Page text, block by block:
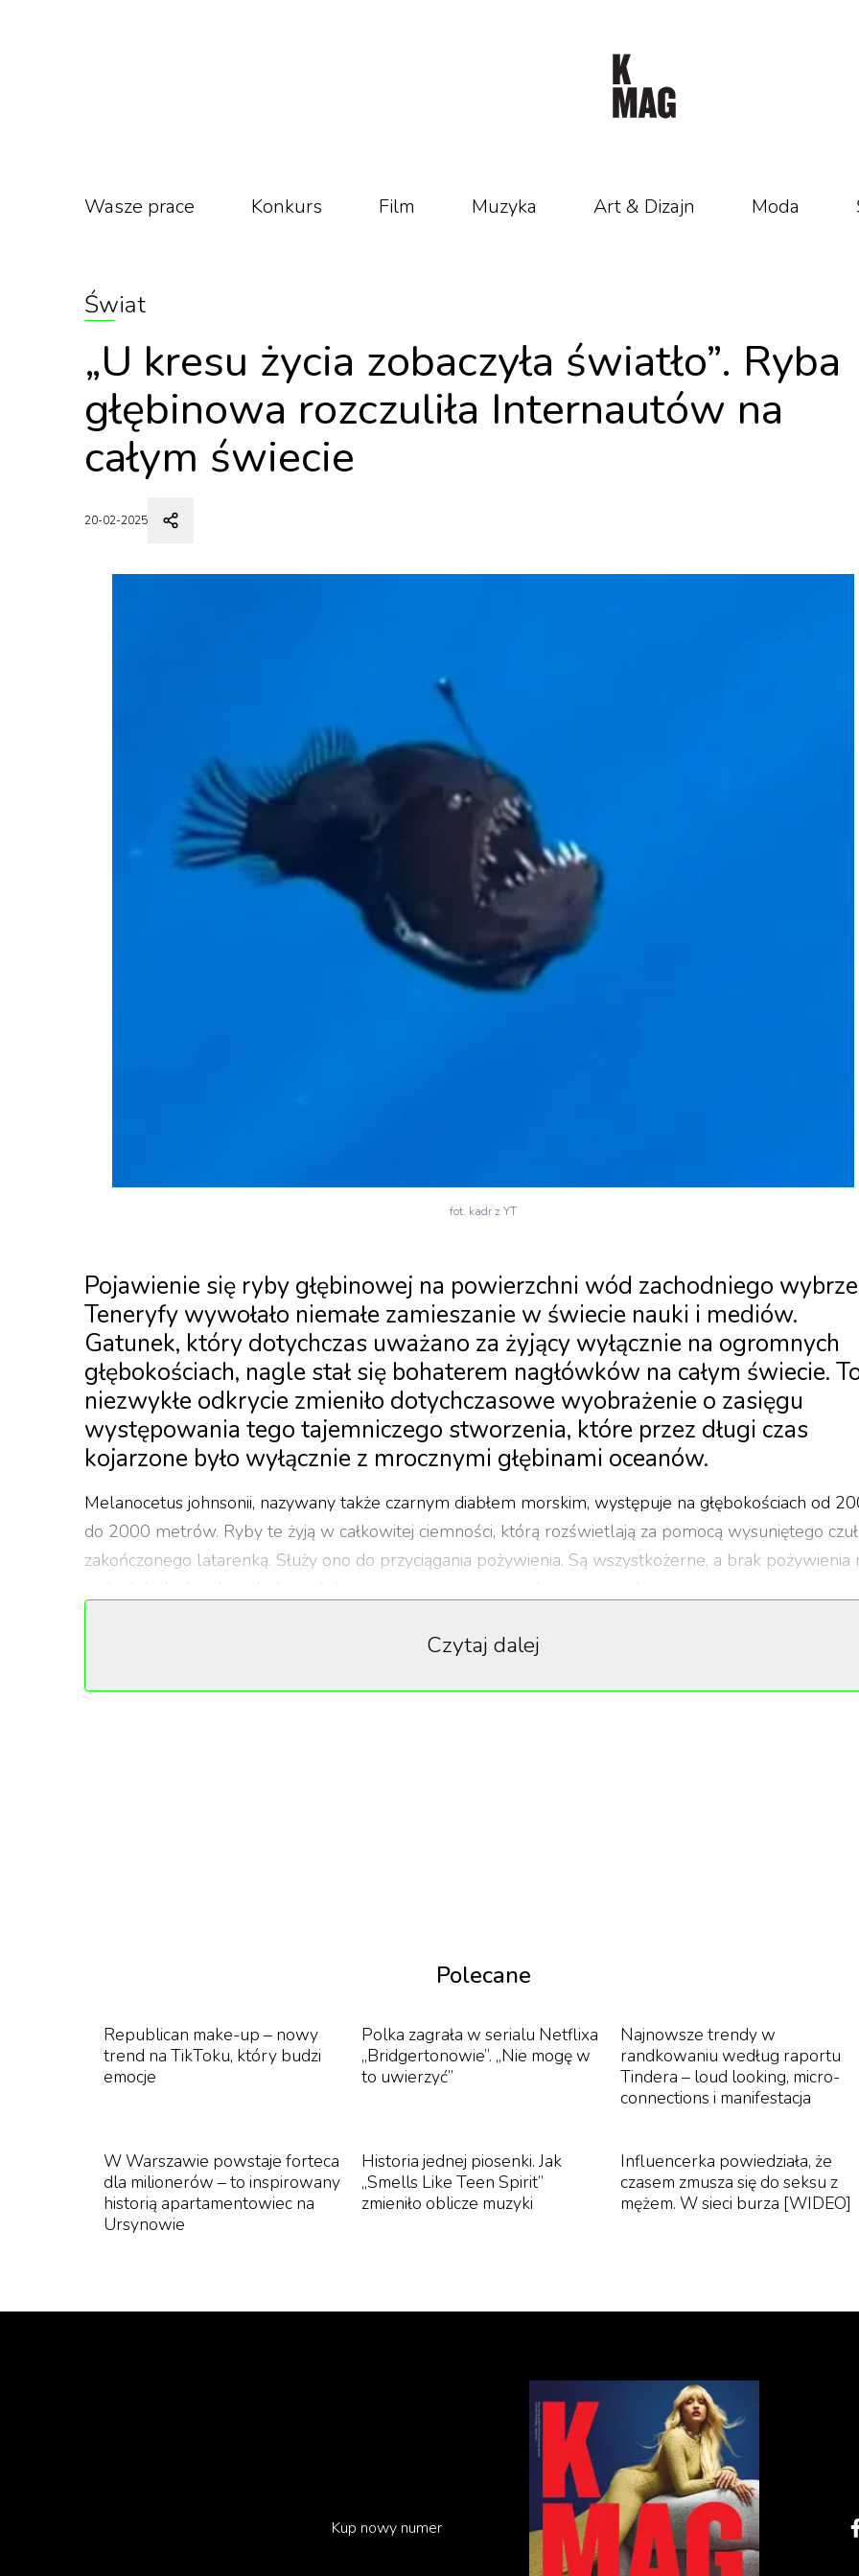
Wasze prace Konkurs Film Muzyka Art & Dizajn Moda
Świat
„U kresu życia zobaczyła światło”. Ryba
głębinowa rozczuliła Internautów na
całym świecie
20-02-2025
fot. kadr z YT
Pojawienie się ryby głębinowej na powierzchni wód zachodniego
Teneryfy wywołało niemałe zamieszanie w świecie nauki i mediów.
Gatunek, który dotychczas uważano za żyjący wyłącznie na ogromnych
głębokościach, nagle stał się bohaterem nagłówków na całym świecie.
niezwykłe odkrycie zmieniło dotychczasowe wyobrażenie o zasięgu
występowania tego tajemniczego stworzenia, które przez długi czas
kojarzone było wyłącznie z mrocznymi głębinami oceanów.
Melanocetus johnsonii, nazywany także czarnym diabłem morskim, występuje na głębokościach od
do 2000 metrów. Ryby te żyją w całkowitej ciemności, którą rozświetlają za pomocą wysuniętego
zakończonego latarenką. Służy ono do przyciągania pożywienia. Są wszystkożerne, a brak pożywienia
tych głębokościach nadrabiają dużymi paszczami, ostrymi zębami i nieposkromionym apetytem.
Samice osiągają maksymalnie 13,5 cm długości, a samce – 28 cm, przy czym samice bywają jeszcze
mniejsze, mając zaledwie 3 cm. Zdolne są upolować ryby większe od siebie. Znany jest przypadek
Hover to play
Czytaj dalej
Polecane
Republican make-up – nowy
trend na TikToku, który budzi
emocje
Polka zagrała w serialu Netflixa
„Bridgertonowie”. „Nie mogę w
to uwierzyć”
Najnowsze trendy w
randkowaniu według raportu
Tindera – loud looking, micro-
connections i manifestacja
W Warszawie powstaje forteca
dla milionerów – to inspirowany
historią apartamentowiec na
Ursynowie
Historia jednej piosenki. Jak
„Smells Like Teen Spirit”
zmieniło oblicze muzyki
Influencerka powiedziała, że
czasem zmusza się do seksu z
mężem. W sieci burza [WIDEO]
Kup nowy numer